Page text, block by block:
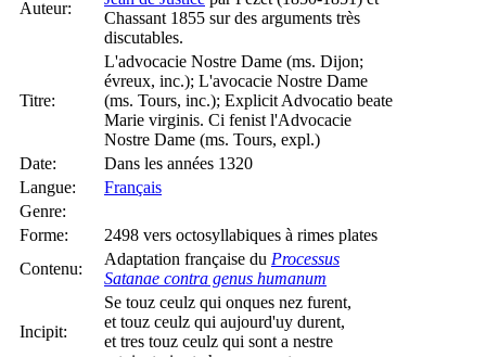
Auteur:
Chassant 1855 sur des arguments très
discutables.
Titre:
L'advocacie Nostre Dame (ms. Dijon;
évreux, inc.); L'avocacie Nostre Dame
(ms. Tours, inc.); Explicit Advocatio beate
Marie virginis. Ci fenist l'Advocacie
Nostre Dame (ms. Tours, expl.)
Date:
Dans les années 1320
Langue:
Français
Genre:
Forme:
2498 vers octosyllabiques à rimes plates
Contenu:
Adaptation française du Processus
Satanae contra genus humanum
Incipit:
Se touz ceulz qui onques nez furent,
et touz ceulz qui aujourd'uy durent,
et tres touz ceulz qui sont a nestre